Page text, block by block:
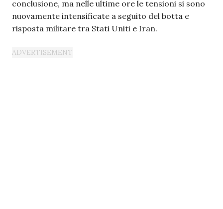
conclusione, ma nelle ultime ore le tensioni si sono
nuovamente intensificate a seguito del botta e
risposta militare tra Stati Uniti e Iran.